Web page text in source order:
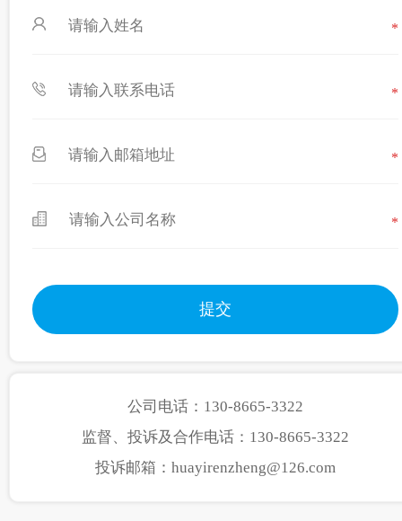
*
*
*
*
公司电话：130-8665-3322
监督、投诉及合作电话：130-8665-3322
投诉邮箱：huayirenzheng@126.com